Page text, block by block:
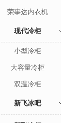
荣事达内衣机
现代冷柜
小型冷柜
大容量冷柜
双温冷柜
新飞冰吧